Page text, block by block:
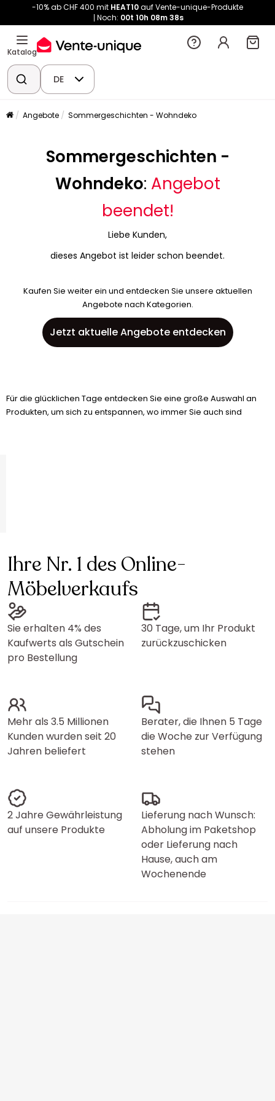
-10% ab CHF 400 mit HEAT10auf Vente-unique-Produkte
Noch: 00t 10h 08m38s
Katalog
DE
Angebote Sommergeschichten - Wohndeko
Sommergeschichten -
Wohndeko: Angebot
beendet!
Liebe Kunden,
dieses Angebot ist leider schon beendet.
Kaufen Sie weiter ein und entdecken Sie unsere aktuellen
Angebote nach Kategorien.
Jetzt aktuelle Angebote entdecken
Für die glücklichen Tage entdecken Sie eine große Auswahl an
Produkten, um sich zu entspannen, wo immer Sie auch sind
Ihre Nr. 1 des Online-
Möbelverkaufs
Sie erhalten 4% des
Kaufwerts als Gutschein
pro Bestellung
30 Tage, um Ihr Produkt
zurückzuschicken
Mehr als 3.5 Millionen
Kunden wurden seit 20
Jahren beliefert
Berater, die Ihnen 5 Tage
die Woche zur Verfügung
stehen
2 Jahre Gewährleistung
auf unsere Produkte
Lieferung nach Wunsch:
Abholung im Paketshop
oder Lieferung nach
Hause, auch am
Wochenende